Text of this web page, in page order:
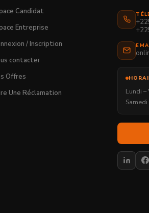
Candidat
Entreprise
/ Inscription
contacter
Offres
Une Réclamation
Lundi –
Samedi